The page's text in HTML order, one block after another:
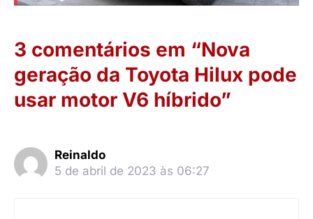
3 comentários em “Nova
geração da Toyota Hilux pode
usar motor V6 híbrido”
Reinaldo
5 de abril de 2023 às 06:27